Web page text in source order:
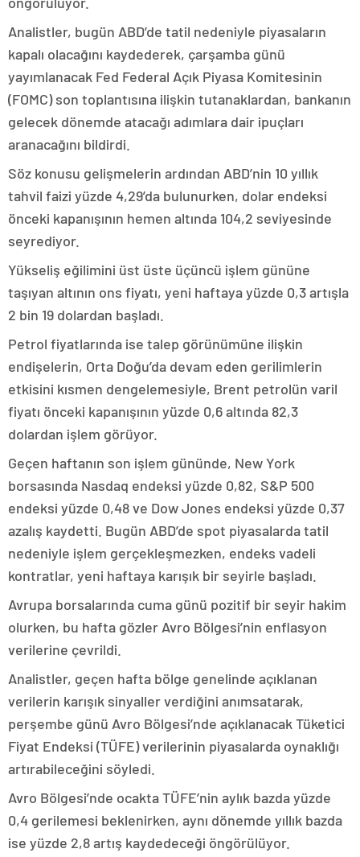
Analistler, bugün ABD’de tatil nedeniyle piyasaların
kapalı olacağını kaydederek, çarşamba günü
yayımlanacak Fed Federal Açık Piyasa Komitesinin
(FOMC) son toplantısına ilişkin tutanaklardan, bankanın
gelecek dönemde atacağı adımlara dair ipuçları
aranacağını bildirdi.
Söz konusu gelişmelerin ardından ABD’nin 10 yıllık
tahvil faizi yüzde 4,29’da bulunurken, dolar endeksi
önceki kapanışının hemen altında 104,2 seviyesinde
seyrediyor.
Yükseliş eğilimini üst üste üçüncü işlem gününe
taşıyan altının ons fiyatı, yeni haftaya yüzde 0,3 artışla
2 bin 19 dolardan başladı.
Petrol fiyatlarında ise talep görünümüne ilişkin
endişelerin, Orta Doğu’da devam eden gerilimlerin
etkisini kısmen dengelemesiyle, Brent petrolün varil
fiyatı önceki kapanışının yüzde 0,6 altında 82,3
dolardan işlem görüyor.
Geçen haftanın son işlem gününde, New York
borsasında Nasdaq endeksi yüzde 0,82, S&P 500
endeksi yüzde 0,48 ve Dow Jones endeksi yüzde 0,37
azalış kaydetti. Bugün ABD’de spot piyasalarda tatil
nedeniyle işlem gerçekleşmezken, endeks vadeli
kontratlar, yeni haftaya karışık bir seyirle başladı.
Avrupa borsalarında cuma günü pozitif bir seyir hakim
olurken, bu hafta gözler Avro Bölgesi’nin enflasyon
verilerine çevrildi.
Analistler, geçen hafta bölge genelinde açıklanan
verilerin karışık sinyaller verdiğini anımsatarak,
perşembe günü Avro Bölgesi’nde açıklanacak Tüketici
Fiyat Endeksi (TÜFE) verilerinin piyasalarda oynaklığı
artırabileceğini söyledi.
Avro Bölgesi’nde ocakta TÜFE’nin aylık bazda yüzde
0,4 gerilemesi beklenirken, aynı dönemde yıllık bazda
ise yüzde 2,8 artış kaydedeceği öngörülüyor.